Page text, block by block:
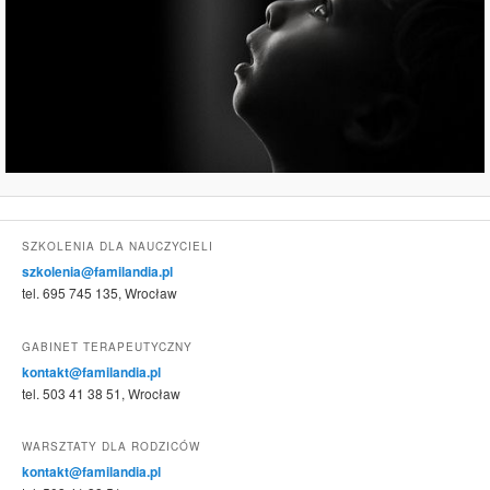
SZKOLENIA DLA NAUCZYCIELI
szkolenia@familandia.pl
tel. 695 745 135, Wrocław
GABINET TERAPEUTYCZNY
kontakt@familandia.pl
tel. 503 41 38 51, Wrocław
WARSZTATY DLA RODZICÓW
kontakt@familandia.pl